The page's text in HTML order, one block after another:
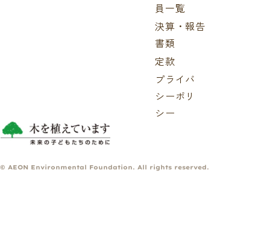
員一覧
決算・報告
書類
定款
プライバ
シーポリ
シー
© AEON Environmental Foundation. All rights reserved.